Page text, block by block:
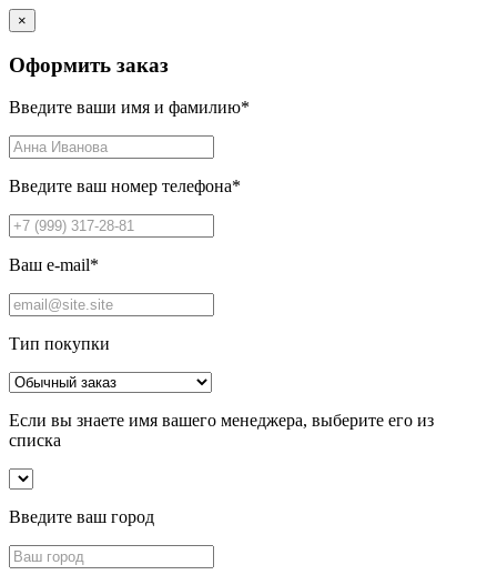
×
Оформить заказ
Введите ваши имя и фамилию*
Введите ваш номер телефона*
Ваш e-mail*
Тип покупки
Если вы знаете имя вашего менеджера, выберите его из
списка
Введите ваш город